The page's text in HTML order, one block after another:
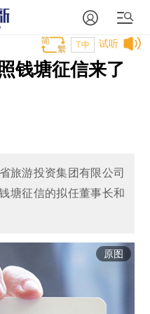
试听
T中
钱塘征信来了
旅游投资集团有限公司
塘征信的拟任董事长和
原图